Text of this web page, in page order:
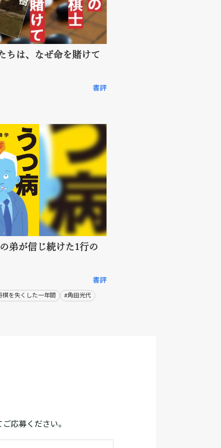
ちは、なぜ命を賭けて
書評
弟が信じ続けた1行の
書評
を失くした一年間 #角田光代
応募ください。